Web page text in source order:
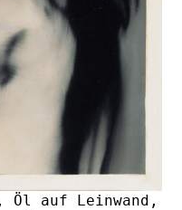
Öl auf Leinwand,